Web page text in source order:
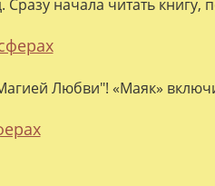
начала читать
Любви"! «Маяк»